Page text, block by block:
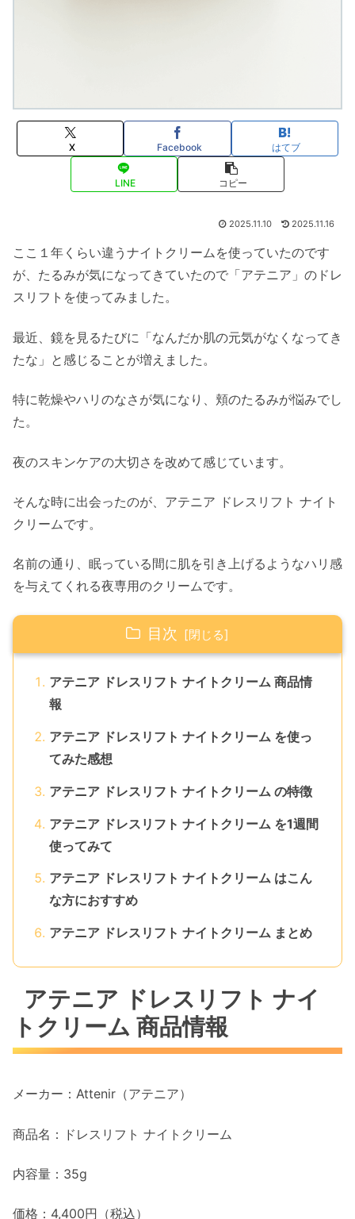
X Facebook はてブ
LINE コピー
2025.11.10 2025.11.16
ここ１年くらい違うナイトクリームを使っていたのです
が、たるみが気になってきていたので「アテニア」のドレ
スリフトを使ってみました。
最近、鏡を見るたびに「なんだか肌の元気がなくなってき
たな」 と感じることが増えました。
特に乾燥やハリのなさが気になり、頬のたるみが悩みでし
た。
夜のスキンケアの大切さを改めて感じています。
そんな時に出会ったのが、アテニア ドレスリフト ナイト
クリームです。
名前の通り、 眠っている間に肌を引き上げるようなハリ感
を与えてくれる夜専用のクリームです。
目次
アテニア ドレスリフト ナイトクリーム 商品情
報
アテニア ドレスリフト ナイトクリーム を使っ
てみた感想
アテニア ドレスリフト ナイトクリーム の特徴
アテニア ドレスリフト ナイトクリーム を1週間
使ってみて
アテニア ドレスリフト ナイトクリーム はこん
な方におすすめ
アテニア ドレスリフト ナイトクリーム まとめ
アテニア ドレスリフト ナイ
トクリーム 商品情報
メーカー：Attenir（アテニア）
商品名：ドレスリフト ナイトクリーム
内容量：35g
価格：4,400円（税込）